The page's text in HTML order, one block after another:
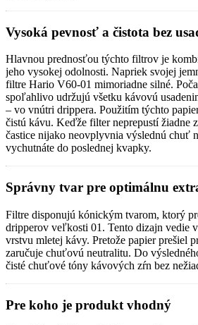
Vysoká pevnosť a čistota bez
Hlavnou prednosťou týchto filtrov je
jeho vysokej odolnosti. Napriek svojej
filtre Hario V60-01 mimoriadne silné.
spoľahlivo udržujú všetku kávovú
– vo vnútri drippera. Použitím týchto
čistú kávu. Keďže filter neprepustí žiadne
častice nijako neovplyvnia výslednú chuť
vychutnáte do poslednej kvapky.
Správny tvar pre optimálnu
Filtre disponujú kónickým tvarom, ktorý
dripperov veľkosti 01. Tento dizajn vedie
vrstvu mletej kávy. Pretože papier prešiel
zaručuje chuťovú neutralitu. Do
čisté chuťové tóny kávových zŕn bez
Pre koho je produkt vhodný